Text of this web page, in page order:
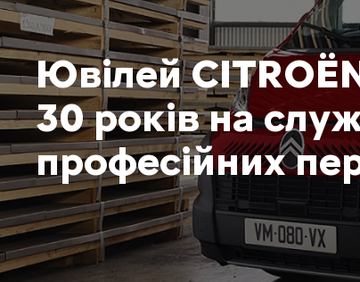
Ювілей
30 років на
професійних